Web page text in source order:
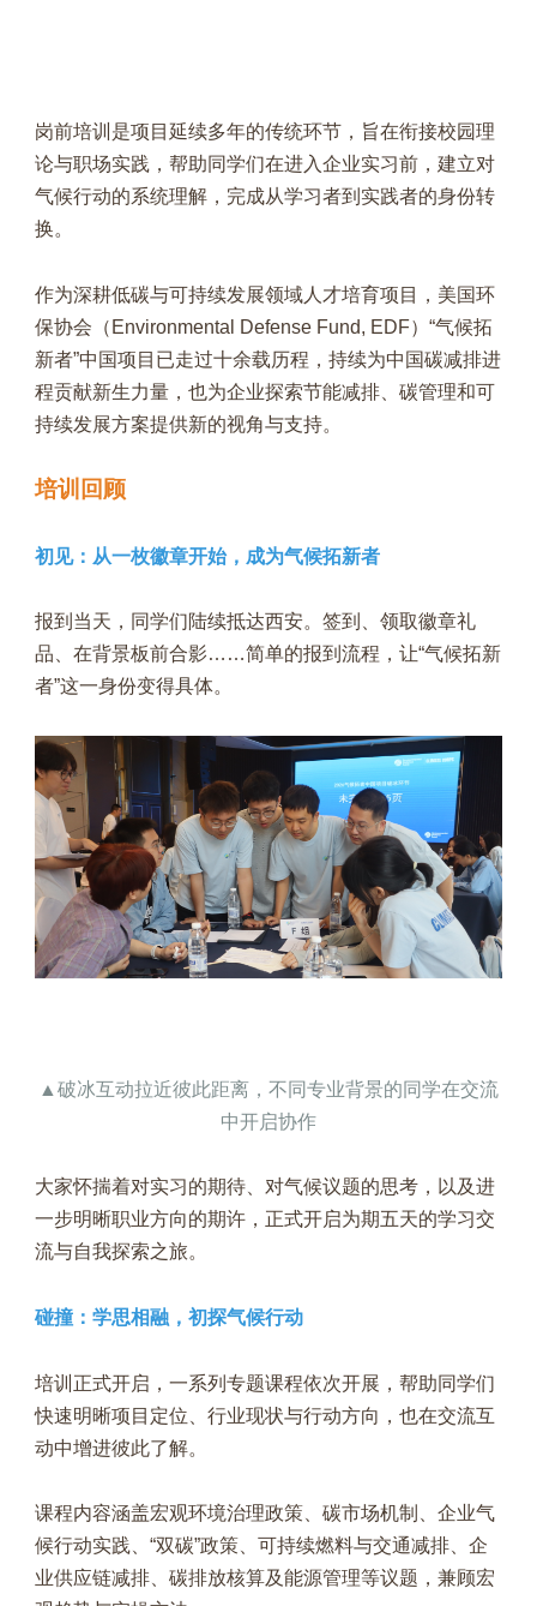
岗前培训是项目延续多年的传统环节，旨在衔接校园理
论与职场实践，帮助同学们在进入企业实习前，建立对
气候行动的系统理解，完成从学习者到实践者的身份转
换。
作为深耕低碳与可持续发展领域人才培育项目，美国环
保协会（Environmental Defense Fund, EDF）“气候拓
新者”中国项目已走过十余载历程，持续为中国碳减排进
程贡献新生力量，也为企业探索节能减排、碳管理和可
持续发展方案提供新的视角与支持。
培训回顾
初见：从一枚徽章开始，成为气候拓新者
报到当天，同学们陆续抵达西安。签到、领取徽章礼
品、在背景板前合影……简单的报到流程，让“气候拓新
者”这一身份变得具体。
▲破冰互动拉近彼此距离，不同专业背景的同学在交流
中开启协作
大家怀揣着对实习的期待、对气候议题的思考，以及进
一步明晰职业方向的期许，正式开启为期五天的学习交
流与自我探索之旅。
碰撞：学思相融，初探气候行动
培训正式开启，一系列专题课程依次开展，帮助同学们
快速明晰项目定位、行业现状与行动方向，也在交流互
动中增进彼此了解。
课程内容涵盖宏观环境治理政策、碳市场机制、企业气
候行动实践、“双碳”政策、可持续燃料与交通减排、企
业供应链减排、碳排放核算及能源管理等议题，兼顾宏